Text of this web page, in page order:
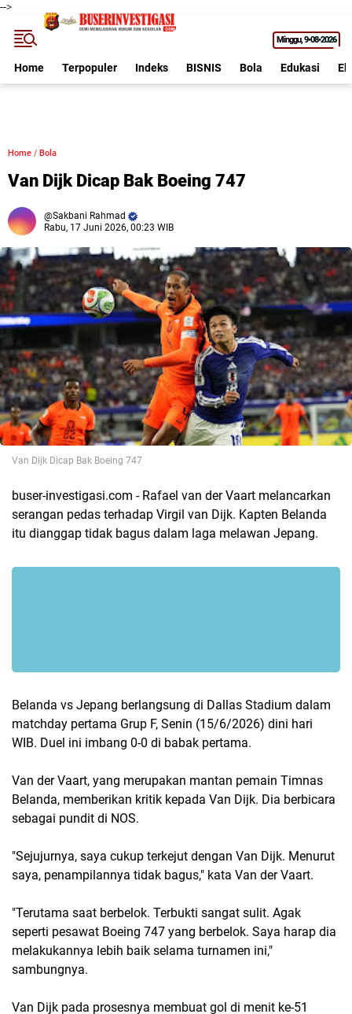
-->
Minggu 9•08•2026
Home Terpopuler Indeks BISNIS Bola Edukasi
Home / Bola
Van Dijk Dicap Bak Boeing 747
Sakbani Rahmad
Rabu, 17 Juni 2026, 00:23 WIB
Van Dijk Dicap Bak Boeing 747
buser-investigasi.com - Rafael van der Vaart melancarkan
serangan pedas terhadap Virgil van Dijk. Kapten Belanda
itu dianggap tidak bagus dalam laga melawan Jepang.
Belanda vs Jepang berlangsung di Dallas Stadium dalam
matchday pertama Grup F, Senin (15/6/2026) dini hari
WIB. Duel ini imbang 0-0 di babak pertama.
Van der Vaart, yang merupakan mantan pemain Timnas
Belanda, memberikan kritik kepada Van Dijk. Dia berbicara
sebagai pundit di NOS.
"Sejujurnya, saya cukup terkejut dengan Van Dijk. Menurut
saya, penampilannya tidak bagus," kata Van der Vaart.
"Terutama saat berbelok. Terbukti sangat sulit. Agak
seperti pesawat Boeing 747 yang berbelok. Saya harap dia
melakukannya lebih baik selama turnamen ini,"
sambungnya.
Van Dijk pada prosesnya membuat gol di menit ke-51